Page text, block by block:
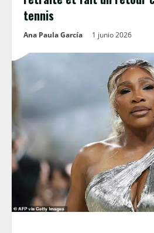
tennis
Ana Paula García 1 junio 2026